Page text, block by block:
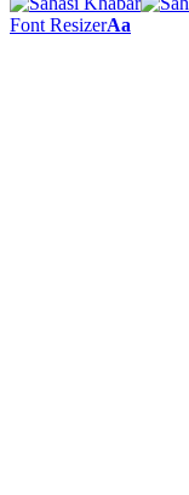
Font ResizerAa